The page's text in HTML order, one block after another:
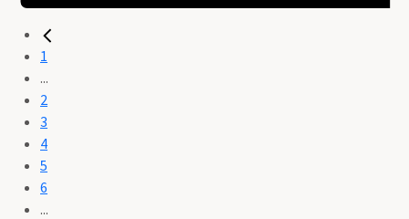
1
...
2
3
4
5
6
...